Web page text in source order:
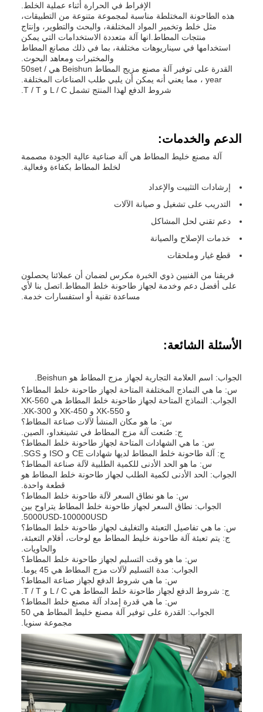
الإفراط في الحرارة أثناء عملية الخلط.
هذه الطاحونة المختلطة مناسبة لمجموعة متنوعة من التطبيقات،
مثل خلط وتخمير المواد المختلفة، والبحث والتطوير، وإنتاج
منتجات المطاط.انها آلة متعددة الاستخدامات التي يمكن
استخدامها في سيناريوهات مختلفة، بما في ذلك مصانع المطاط
والمختبرات ومعاهد البحوث.
القدرة على توفير آلة مصنع مزيج المطاط Beishun هي 50set /
year ، مما يعني أنه يمكن أن يلبي طلب الصناعات المختلفة.
شروط الدفع لهذا المنتج تشمل L / C و T / T.
الدعم والخدمات:
آلة مصنع خليط المطاط هي آلة صناعية عالية الجودة مصممة
لخلط المطاط بكفاءة وفعالية.
إرشادات التثبيت والإعداد
التدريب على تشغيل و صيانة الآلات
دعم تقني لحل المشاكل
خدمات الإصلاح والصيانة
قطع غيار وملحقات
فريقنا من الفنيين ذوي الخبرة مكرس لضمان أن عملائنا يحصلون
على أفضل دعم وخدمة لجهاز طاحونة خلط المطاط.اتصل بنا لأي
مساعدة تقنية أو استفسارات خدمة.
الأسئلة الشائعة:
الجواب: اسم العلامة التجارية لجهاز مزج المطاط هو Beishun.
س: ما هي النماذج المختلفة المتاحة لجهاز طاحونة خلط المطاط؟
الجواب: النماذج المتاحة لجهاز طاحونة خلط المطاط هي XK-560
و XK-550 و XK-450 و XK-300.
س: ما هو مكان المنشأ لآلات صناعة المطاط؟
ج: صُنعت آلة مزج المطاط في تشينغداو، الصين.
س: ما هي الشهادات المتاحة لجهاز طاحونة خلط المطاط؟
ج: آلة طاحونة خلط المطاط لديها شهادات CE و ISO و SGS.
س: ما هو الحد الأدنى للكمية الطلبية لآلة صناعة المطاط؟
الجواب: الحد الأدنى لكمية الطلب لجهاز طاحونة خلط المطاط هو
قطعة واحدة.
س: ما هو نطاق السعر لآلة طاحونة خلط المطاط؟
الجواب: نطاق السعر لجهاز طاحونة خلط المطاط يتراوح بين
5000USD-100000USD.
س: ما هي تفاصيل التعبئة والتغليف لجهاز طاحونة خلط المطاط؟
ج: يتم تعبئة آلة طاحونة خليط المطاط مع لوحات، أفلام التعبئة،
والحاويات.
س: ما هو وقت التسليم لجهاز طاحونة خلط المطاط؟
الجواب: مدة التسليم لآلات مزج المطاط هي 45 يوما.
س: ما هي شروط الدفع لجهاز صناعة المطاط؟
ج: شروط الدفع لجهاز طاحونة خلط المطاط هي L / C و T / T.
س: ما هي قدرة إمداد آلة مصنع خلط المطاط؟
الجواب: القدرة على توفير آلة مصنع خليط المطاط هي 50
مجموعة سنويا.